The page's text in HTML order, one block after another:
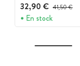
32,90 € Prix avant
41,50 €
En stock